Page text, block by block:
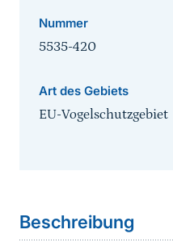
Nummer
5535-420
Art des Gebiets
EU-Vogelschutzgebiet
Beschreibung